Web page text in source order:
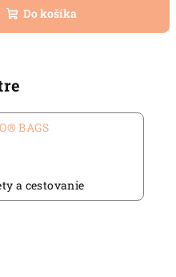
Do košíka
BAGS
a cestovanie